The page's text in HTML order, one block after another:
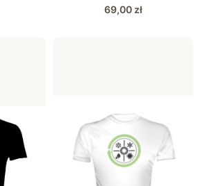
Cena
69,00 zł